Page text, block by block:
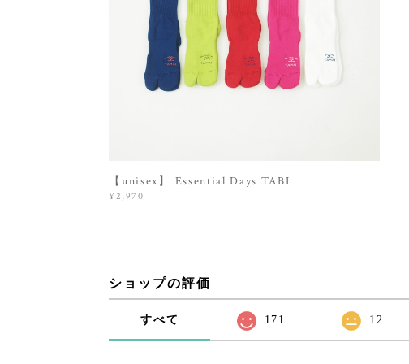
【unisex】 Essential Days TABI
¥2,970
ショップの評価
すべて 171 12